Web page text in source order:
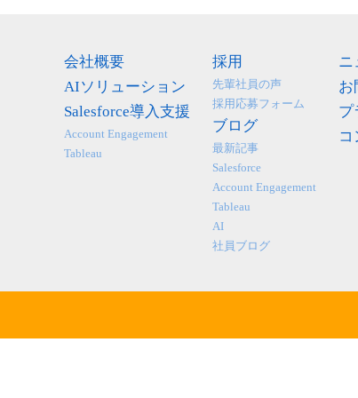
会社概要
AIソリューション
Salesforce導入支援
Account Engagement
Tableau
採用
先輩社員の声
採用応募フォーム
ブログ
最新記事
Salesforce
Account Engagement
Tableau
AI
社員ブログ
ニ
お
プ
コ